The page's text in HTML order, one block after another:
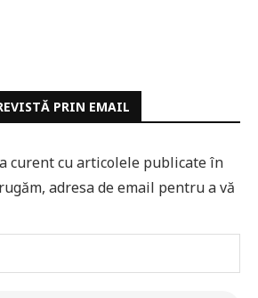
PRIN EMAIL
curent cu articolele publicate în
adresa de email pentru a vă